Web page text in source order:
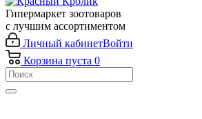
Гипермаркет зоотоваров
с лучшим ассортиментом
Личный кабинетВойти
Корзина пуста 0